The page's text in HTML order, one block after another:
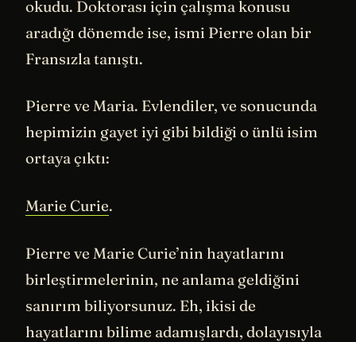
okudu. Doktorası için çalışma konusu
aradığı dönemde ise, ismi Pierre olan bir
Fransızla tanıştı.
Pierre ve Maria. Evlendiler, ve sonucunda
hepimizin gayet iyi gibi bildiği o ünlü isim
ortaya çıktı:
Marie Curie.
Pierre ve Marie Curie’nin hayatlarını
birleştirmelerinin, ne anlama geldiğini
sanırım biliyorsunuz. Eh, ikisi de
hayatlarını bilime adamışlardı, dolayısıyla